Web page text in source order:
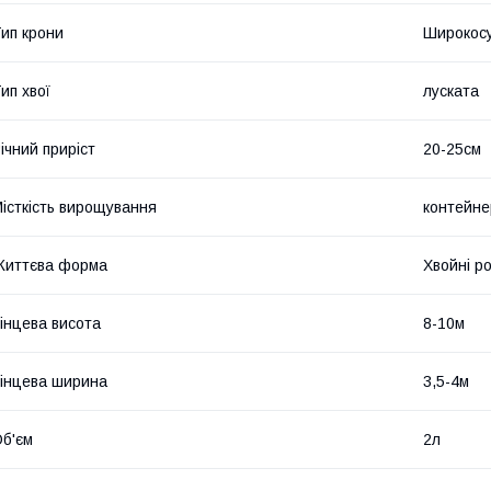
крони
хвої луската
приріст 20-25см
вирощування
форма Хвойні
висота 8-10м
ширина 3,5-4м
2л